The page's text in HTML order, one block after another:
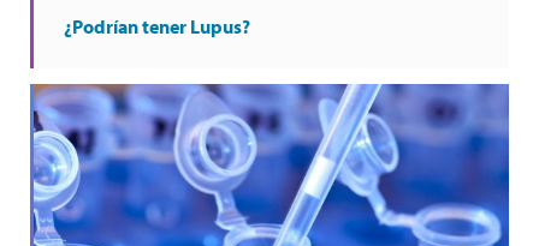
¿Podrían tener Lupus?